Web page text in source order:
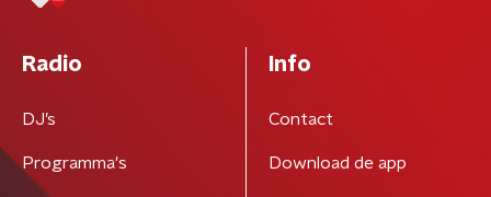
Radio
DJ’s
Programma's
Info
Contact
Download de app